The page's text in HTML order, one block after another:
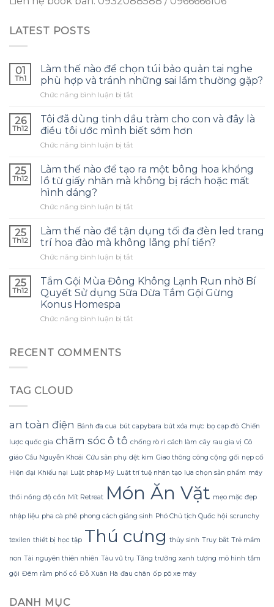
LATEST POSTS
01
Th1
Làm thế nào để chọn túi bảo quản tai nghe
phù hợp và tránh những sai lầm thường gặp?
Chức năng bình luận bị tắtở
thế
nào
để
chọn
bảo
quản
phù
và
tránh
những
sai
thường
gặp?
26
Th12
Tôi đã dùng tinh dầu tràm cho con và đây là
điều tôi ước mình biết sớm hơn
Chức năng bình luận bị tắtở
đã
dùng
tinh
tràm
con
đây
là
tôi
ước
sớm
25
Th12
Làm thế nào để tạo ra một bông hoa khổng
lồ từ giấy nhăn mà không bị rách hoặc mất
hình dáng?
Chức năng bình luận bị tắtở
thế
nào
để
tạo
một
bông
lồ
hình
25
Th12
Làm thế nào để tận dụng tối đa đèn led trang
trí hoa đào mà không lãng phí tiền?
Chức năng bình luận bị tắtở
thế
nào
để
dụng
không
phí
tiền?
25
Th12
Tắm Gội Mùa Đông Không Lạnh Run nhờ Bí
Quyết Sử dụng Sữa Dừa Tắm Gội Gừng
Konus Homespa
Chức năng bình luận bị tắtở
Quyết
Sử
dụng
Sữa
Dừa
Tắm
Gừng
Homespa
RECENT COMMENTS
TAG CLOUD
an toàn điện Bánh đa cua bút capybara bút xóa mực bọ cạp đỏ Chiến
lược quốc gia chăm sóc ô tô chống rò rỉ cách làm cây rau gia vị Cô
giáo Cầu Nguyễn Khoái Cứu sản phụ dệt kim Giao thông công cộng gối nẹp cổ
Hiện đại Khiếu nại Luật pháp Mỹ Luật trí tuệ nhân tạo lựa chọn sản phẩm máy
thổi nồng độ cồn Mít Retreat Món Ăn Vặt mẹo mặc đẹp
nhập liệu pha cà phê phong cách giáng sinh Phó Chủ tịch Quốc hội scrunchy
texilen thiết bị học tập Thú cưng thủy sinh Truy bắt Trẻ mầm
non Tài nguyên thiên nhiên Tàu vũ trụ Tăng trưởng xanh tượng mô hình tắm
gội Đêm rằm phố cổ Đỗ Xuân Hà đau chân ốp pô xe máy
DANH MỤC